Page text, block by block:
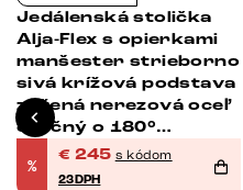
Jedálenská stolička
Alja-Flex s opierkami
manšester strieborno
sivá krížová podstava
zúžená nerezová oceľ
otočný o 180°
vrecková pružina
%
€ 245 s kódom
23DPH